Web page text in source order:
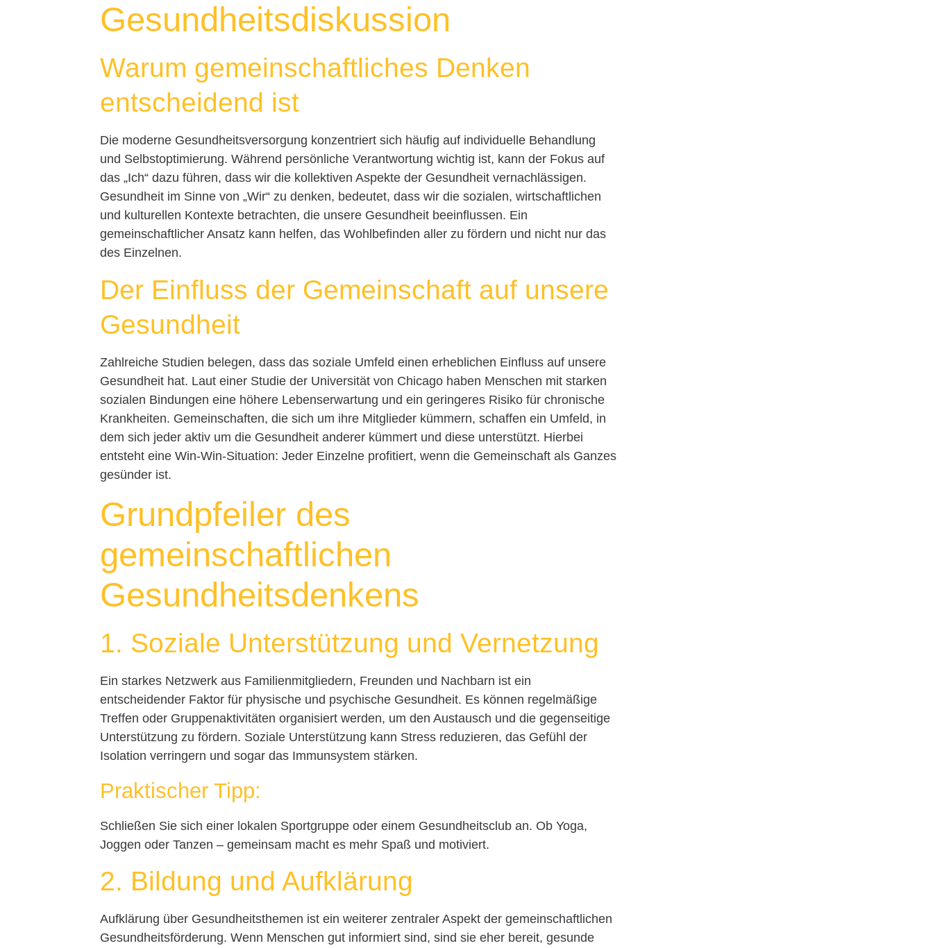
Gesundheitsdiskussion
Warum gemeinschaftliches Denken
entscheidend ist
Die moderne Gesundheitsversorgung konzentriert sich häufig auf individuelle Behandlung
und Selbstoptimierung. Während persönliche Verantwortung wichtig ist, kann der Fokus auf
das „Ich“ dazu führen, dass wir die kollektiven Aspekte der Gesundheit vernachlässigen.
Gesundheit im Sinne von „Wir“ zu denken, bedeutet, dass wir die sozialen, wirtschaftlichen
und kulturellen Kontexte betrachten, die unsere Gesundheit beeinflussen. Ein
gemeinschaftlicher Ansatz kann helfen, das Wohlbefinden aller zu fördern und nicht nur das
des Einzelnen.
Der Einfluss der Gemeinschaft auf unsere
Gesundheit
Zahlreiche Studien belegen, dass das soziale Umfeld einen erheblichen Einfluss auf unsere
Gesundheit hat. Laut einer Studie der Universität von Chicago haben Menschen mit starken
sozialen Bindungen eine höhere Lebenserwartung und ein geringeres Risiko für chronische
Krankheiten. Gemeinschaften, die sich um ihre Mitglieder kümmern, schaffen ein Umfeld, in
dem sich jeder aktiv um die Gesundheit anderer kümmert und diese unterstützt. Hierbei
entsteht eine Win-Win-Situation: Jeder Einzelne profitiert, wenn die Gemeinschaft als Ganzes
gesünder ist.
Grundpfeiler des
gemeinschaftlichen
Gesundheitsdenkens
1. Soziale Unterstützung und Vernetzung
Ein starkes Netzwerk aus Familienmitgliedern, Freunden und Nachbarn ist ein
entscheidender Faktor für physische und psychische Gesundheit. Es können regelmäßige
Treffen oder Gruppenaktivitäten organisiert werden, um den Austausch und die gegenseitige
Unterstützung zu fördern. Soziale Unterstützung kann Stress reduzieren, das Gefühl der
Isolation verringern und sogar das Immunsystem stärken.
Praktischer Tipp:
Schließen Sie sich einer lokalen Sportgruppe oder einem Gesundheitsclub an. Ob Yoga,
Joggen oder Tanzen – gemeinsam macht es mehr Spaß und motiviert.
2. Bildung und Aufklärung
Aufklärung über Gesundheitsthemen ist ein weiterer zentraler Aspekt der gemeinschaftlichen
Gesundheitsförderung. Wenn Menschen gut informiert sind, sind sie eher bereit, gesunde